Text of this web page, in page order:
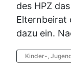
des HPZ
Elternbeirat
dazu ein.
Kinder-,